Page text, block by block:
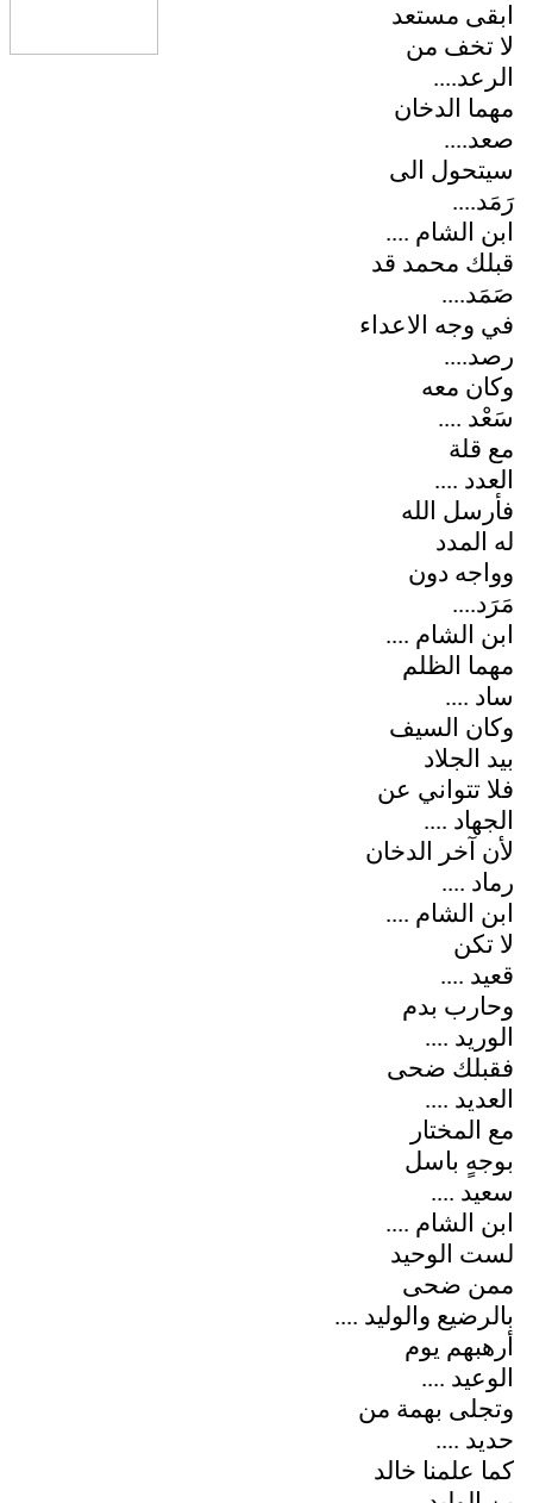
ابقى مستعد
لا تخف من
الرعد....
مهما الدخان
صعد....
سيتحول الى
رَمَد....
ابن الشام ....
قبلك محمد قد
صَمَد....
في وجه الاعداء
رصد....
وكان معه
سَعْد ....
مع قلة
العدد ....
فأرسل الله
له المدد
وواجه دون
مَرَد....
ابن الشام ....
مهما الظلم
ساد ....
وكان السيف
بيد الجلاد
فلا تتواني عن
الجهاد ....
لأن آخر الدخان
رماد ....
ابن الشام ....
لا تكن
قعيد ....
وحارب بدم
الوريد ....
فقبلك ضحى
العديد ....
مع المختار
بوجهٍ باسل
سعيد ....
ابن الشام ....
لست الوحيد
ممن ضحى
بالرضيع والوليد ....
أرهبهم يوم
الوعيد ....
وتجلى بهمة من
حديد ....
كما علمنا خالد